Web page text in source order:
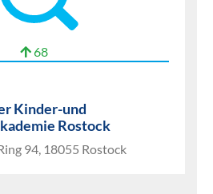
68
Kinder-und
Rostock
94, 18055 Rostock